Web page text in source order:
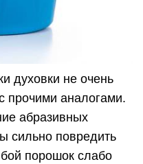
духовки не очень
прочими аналогами.
абразивных
сильно повредить
порошок слабо